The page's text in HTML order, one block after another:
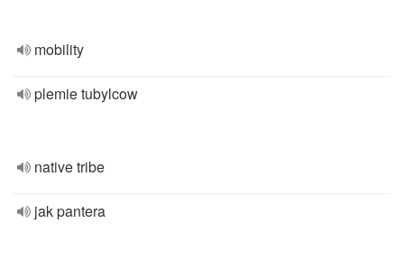
mobility
plemie tubylcow
native tribe
jak pantera